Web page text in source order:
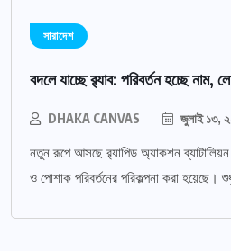
সারাদেশ
বদলে যাচ্ছে র‌্যাব: পরিবর্তন হচ্ছে নাম,
DHAKA CANVAS জুলাই ১৩,
নতুন রূপে আসছে র‌্যাপিড অ্যাকশন
ও পোশাক পরিবর্তনের পরিকল্পনা করা হয়েছে।